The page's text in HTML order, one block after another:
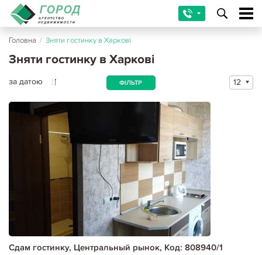
Головна / Зняти гостинку в Харкові
Зняти гостинку в Харкові
за датою ФІЛЬТР 12
Сдам гостинку, Центральный рынок, Код: 808940/1